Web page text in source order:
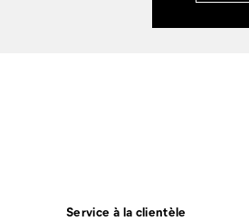
Service à la clientèle